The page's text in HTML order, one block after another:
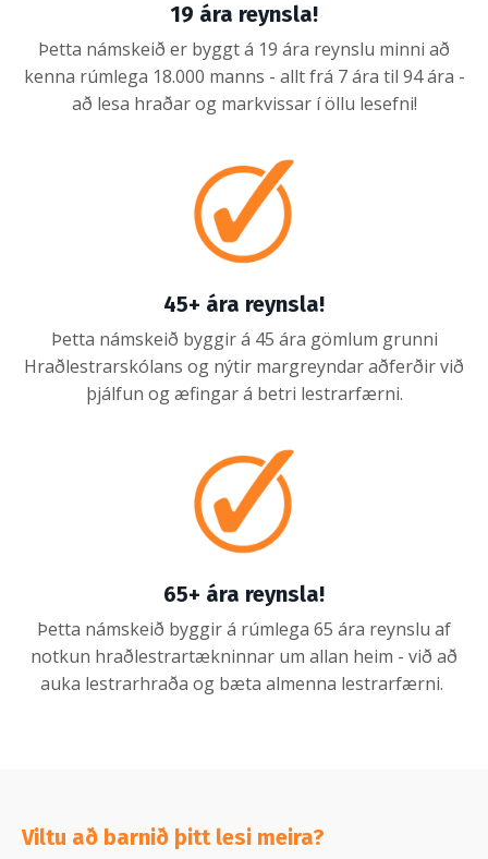
19 ára reynsla!
Þetta námskeið er byggt á 19 ára reynslu minni að
kenna rúmlega 18.000 manns - allt frá 7 ára til 94 ára -
að lesa hraðar og markvissar í öllu lesefni!
45+ ára reynsla!
Þetta námskeið byggir á 45 ára gömlum grunni
Hraðlestrarskólans og nýtir margreyndar aðferðir við
þjálfun og æfingar á betri lestrarfærni.
65+ ára reynsla!
Þetta námskeið byggir á rúmlega 65 ára reynslu af
notkun hraðlestrartækninnar um allan heim - við að
auka lestrarhraða og bæta almenna lestrarfærni.
Viltu að barnið þitt lesi meira?